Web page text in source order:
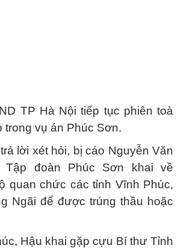
TP Hà Nội tiếp tục phiên toà
trong vụ án Phúc Sơn.
lời xét hỏi, bị cáo Nguyễn Văn
Tập đoàn Phúc Sơn khai về
quan chức các tỉnh Vĩnh Phúc,
Ngãi để được trúng thầu hoặc
Hậu khai gặp cựu Bí thư Tỉnh